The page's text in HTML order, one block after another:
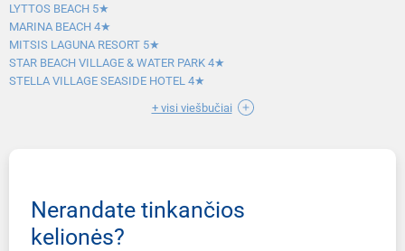
LYTTOS BEACH 5★
MARINA BEACH 4★
MITSIS LAGUNA RESORT 5★
STAR BEACH VILLAGE & WATER PARK 4★
STELLA VILLAGE SEASIDE HOTEL 4★
+ visi viešbučiai
Nerandate tinkančios
kelionės?